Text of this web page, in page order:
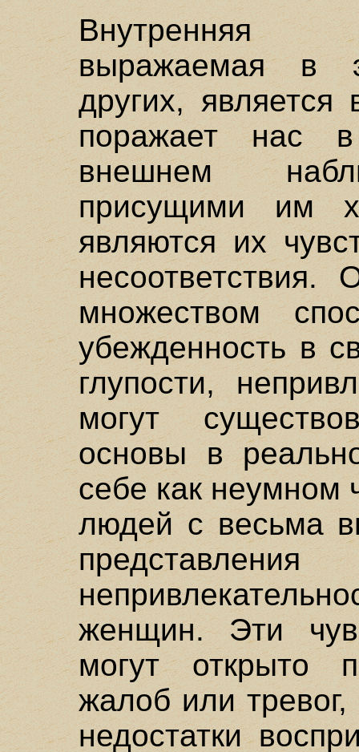
Внутренняя
выражаемая в
других, является
поражает нас
внешнем
присущими им
являются их
несоответствия.
множеством
убежденность в
глупости,
могут
основы в
себе как неумном
людей с весьма
женщин. Эти
могут открыто
жалоб или
недостатки